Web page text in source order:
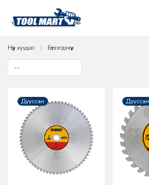
Нүүр хуудас Бүтээгдэхүүн
Дууссан Дууссан